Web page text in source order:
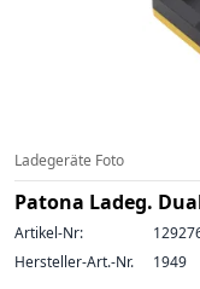
Ladegeräte Foto
Patona Ladeg.
Artikel-Nr:
Hersteller-Art.-Nr.
1949